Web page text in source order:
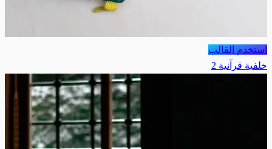
استخدم القالب
خلفية قرآنية 2